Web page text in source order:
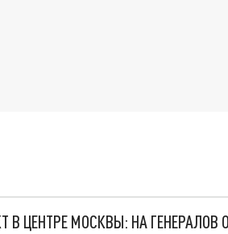
В ЦЕНТРЕ МОСКВЫ: НА